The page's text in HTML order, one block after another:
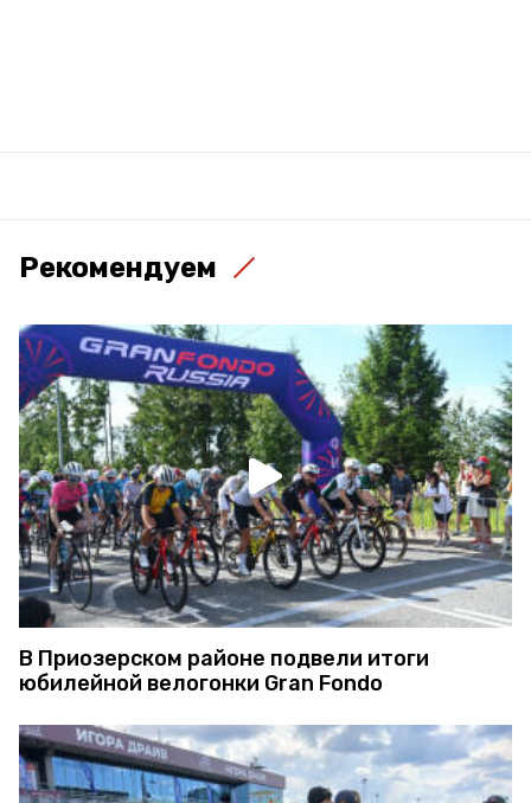
Рекомендуем
В Приозерском районе подвели итоги
юбилейной велогонки Gran Fondo